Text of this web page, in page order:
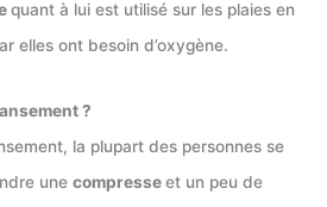
quant à lui est utilisé sur les plaies en
elles ont besoin d’oxygène.
?
la plupart des personnes se
une compresseet un peu de